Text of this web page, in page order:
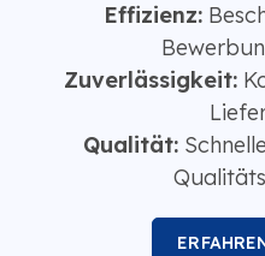
Effizienz:
Zuverlässigkeit:
Qualität: